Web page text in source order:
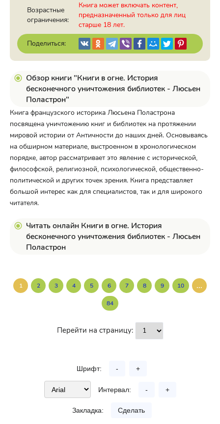
Возрастные
ограничения:
Книга может включать контент,
предназначенный только для лиц
старше 18 лет.
Поделиться:
Обзор книги "Книги в огне. История
бесконечного уничтожения библиотек - Люсьен
Поластрон"
Книга французского историка Люсьена Поластрона
посвящена уничтожению книг и библиотек на протяжении
мировой истории от Античности до наших дней. Основываясь
на обширном материале, выстроенном в хронологическом
порядке, автор рассматривает это явление с исторической,
философской, религиозной, психологической, общественно-
политической и других точек зрения. Книга представляет
большой интерес как для специалистов, так и для широкого
читателя.
Читать онлайн Книги в огне. История
бесконечного уничтожения библиотек - Люсьен
Поластрон
1 2 3 4 5 6 7 8 9 10 ...
84
Перейти на страницу:
Шрифт: - +
Интервал: - +
Закладка: Сделать